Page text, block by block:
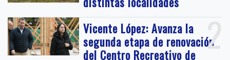
2
Vicente López: Avanza la
segunda etapa de renovación
del Centro Recreativo de